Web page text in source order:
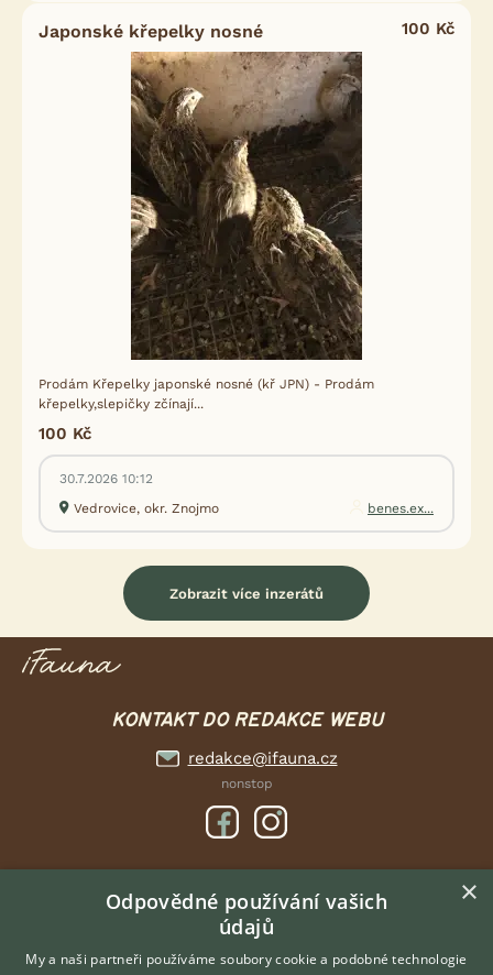
Japonské křepelky nosné 100 Kč
Prodám Křepelky japonské nosné (kř JPN) - Prodám
křepelky,slepičky zčínají...
100 Kč
30.7.2026 10:12
Vedrovice, okr. Znojmo
benes.ex...
Zobrazit více inzerátů
KONTAKT DO REDAKCE WEBU
redakce@ifauna.cz
nonstop
DOMOVSKÁ STRÁNKA
INZERCE
DISKUSE
×
Odpovědné používání vašich
údajů
My a naši partneři používáme soubory cookie a podobné technologie